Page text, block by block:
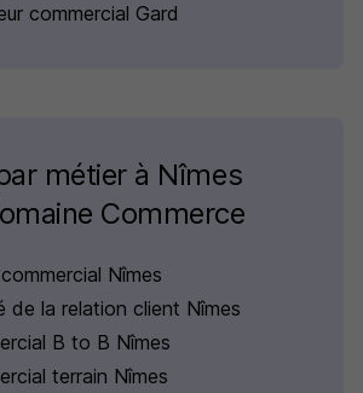
commercial Gard
métier à Nîmes
Commerce
Nîmes
de la relation client Nîmes
B to B Nîmes
terrain Nîmes